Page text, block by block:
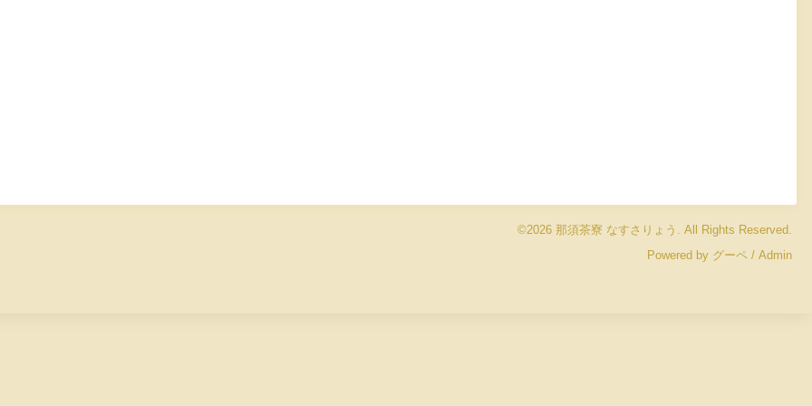
©2026 那須茶寮 なすさりょう . All Rights Reserved.
Powered by グーペ / Admin